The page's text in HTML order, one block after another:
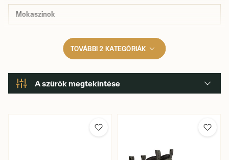
Mokaszinok
TOVÁBBI 2 KATEGÓRIÁK
A szűrők megtekintése